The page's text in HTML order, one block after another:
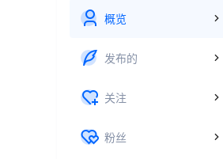
概览
发布的
关注
粉丝